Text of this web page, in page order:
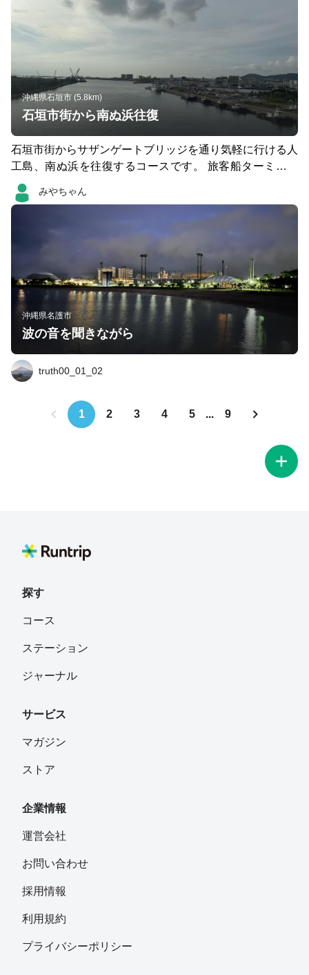
沖縄県石垣市 (5.8km)
石垣市街から南ぬ浜往復
石垣市街からサザンゲートブリッジを通り気軽に行ける人
工島、南ぬ浜を往復するコースです。 旅客船ターミナル
まで歩道が完備されていますので安全に走ることができま
す。街灯はないので日没までに帰ることをおすすめしま
す。 緑地公園では人に慣れた猫ちゃんたちが出迎えて癒
してくれます。 サザンゲートブリッジ以外はほとんど起
ホテルからの発着がおすすめです。
みやちゃん
沖縄県名護市
波の音を聞きながら
truth00_01_02
1 2 3 4 5 ... 9
探す
コース
ステーション
ジャーナル
サービス
マガジン
ストア
企業情報
運営会社
お問い合わせ
採用情報
利用規約
プライバシーポリシー